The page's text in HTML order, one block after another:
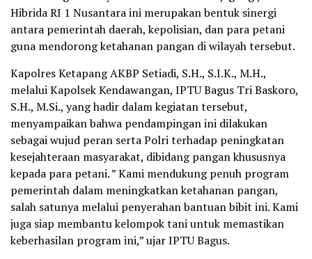
Hibrida RI 1 Nusantara ini merupakan bentuk sinergi
antara pemerintah daerah, kepolisian, dan para petani
guna mendorong ketahanan pangan di wilayah tersebut.
Kapolres Ketapang AKBP Setiadi, S.H., S.I.K., M.H.,
melalui Kapolsek Kendawangan, IPTU Bagus Tri Baskoro,
S.H., M.Si., yang hadir dalam kegiatan tersebut,
menyampaikan bahwa pendampingan ini dilakukan
sebagai wujud peran serta Polri terhadap peningkatan
kesejahteraan masyarakat, dibidang pangan khususnya
kepada para petani. ” Kami mendukung penuh program
pemerintah dalam meningkatkan ketahanan pangan,
salah satunya melalui penyerahan bantuan bibit ini. Kami
juga siap membantu kelompok tani untuk memastikan
keberhasilan program ini,” ujar IPTU Bagus.